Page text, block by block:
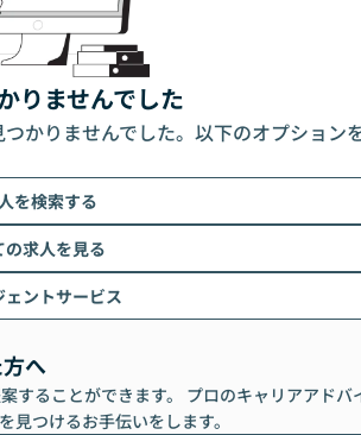
りませんでした
かりませんでした。以下のオプション
を検索する
の求人を見る
ェントサービス
へ
することができます。 プロのキャリアアドバ
つけるお手伝いをします。